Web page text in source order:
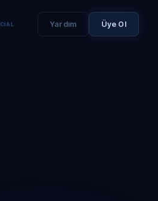
Yardım Üye Ol